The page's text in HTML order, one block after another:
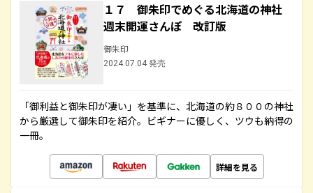
１７ 御朱印でめぐる北海道の神社
週末開運さんぽ 改訂版
御朱印
2024.07.04 発売
「御利益と御朱印が凄い」を基準に、北海道の約８００の神社
から厳選して御朱印を紹介。ビギナーに優しく、ツウも納得の
一冊。
詳細を見る